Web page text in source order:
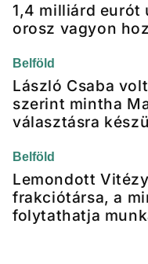
1,4 milliárd eurót
orosz vagyon
Belföld
László Csaba
szerint mintha
választásra
Belföld
Lemondott
frakciótársa, a
folytathatja